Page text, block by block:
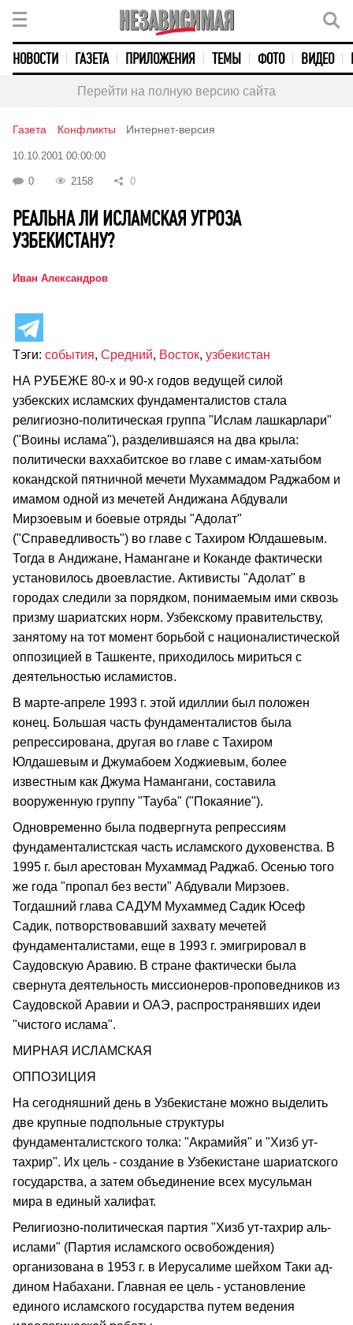
НОВОСТИ ГАЗЕТА ПРИЛОЖЕНИЯ ТЕМЫ ФОТО ВИДЕО
Перейти на полную версию сайта
Газета Конфликты Интернет-версия
10.10.2001 00:00:00
0 2158 0
РЕАЛЬНА ЛИ ИСЛАМСКАЯ УГРОЗА
УЗБЕКИСТАНУ?
Иван Александров
Тэги: события, Средний, Восток, узбекистан
НА РУБЕЖЕ 80-х и 90-х годов ведущей силой
узбекских исламских фундаменталистов стала
религиозно-политическая группа "Ислам лашкарлари"
("Воины ислама"), разделившаяся на два крыла:
политически ваххабитское во главе с имам-хатыбом
кокандской пятничной мечети Мухаммадом Раджабом и
имамом одной из мечетей Андижана Абдували
Мирзоевым и боевые отряды "Адолат"
("Справедливость") во главе с Тахиром Юлдашевым.
Тогда в Андижане, Намангане и Коканде фактически
установилось двоевластие. Активисты "Адолат" в
городах следили за порядком, понимаемым ими сквозь
призму шариатских норм. Узбекскому правительству,
занятому на тот момент борьбой с националистической
оппозицией в Ташкенте, приходилось мириться с
деятельностью исламистов.
В марте-апреле 1993 г. этой идиллии был положен
конец. Большая часть фундаменталистов была
репрессирована, другая во главе с Тахиром
Юлдашевым и Джумабоем Ходжиевым, более
известным как Джума Намангани, составила
вооруженную группу "Тауба" ("Покаяние").
Одновременно была подвергнута репрессиям
фундаменталистская часть исламского духовенства. В
1995 г. был арестован Мухаммад Раджаб. Осенью того
же года "пропал без вести" Абдували Мирзоев.
Тогдашний глава САДУМ Мухаммед Садик Юсеф
Садик, потворствовавший захвату мечетей
фундаменталистами, еще в 1993 г. эмигрировал в
Саудовскую Аравию. В стране фактически была
свернута деятельность миссионеров-проповедников из
Саудовской Аравии и ОАЭ, распространявших идеи
"чистого ислама".
МИРНАЯ ИСЛАМСКАЯ
ОППОЗИЦИЯ
На сегодняшний день в Узбекистане можно выделить
две крупные подпольные структуры
фундаменталистского толка: "Акрамийя" и "Хизб ут-
тахрир". Их цель - создание в Узбекистане шариатского
государства, а затем объединение всех мусульман
мира в единый халифат.
Религиозно-политическая партия "Хизб ут-тахрир аль-
ислами" (Партия исламского освобождения)
организована в 1953 г. в Иерусалиме шейхом Таки ад-
дином Набахани. Главная ее цель - установление
единого исламского государства путем ведения